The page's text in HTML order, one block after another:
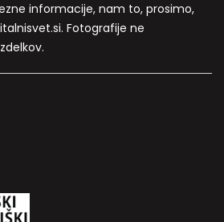
informacije, nam to, prosimo,
Fotografije ne